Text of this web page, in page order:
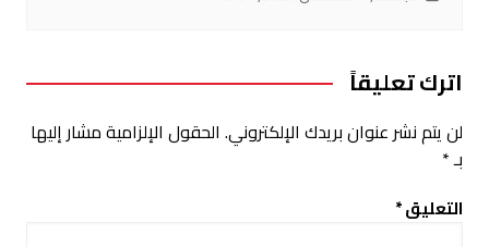
اترك تعليقاً
لن يتم نشر عنوان بريدك الإلكتروني. الحقول الإلزامية مشار إليها
بـ*
التعليق*